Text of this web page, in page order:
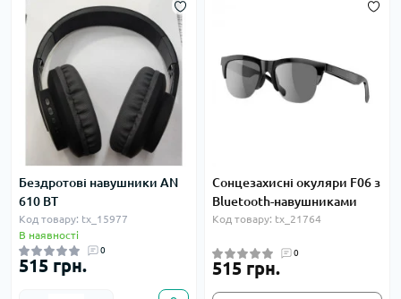
Бездротові навушники AN
610 BT
Код товару: tx_15977
В наявності
0
515 грн.
Сонцезахисні окуляри F06 з
Bluetooth-навушниками
Код товару: tx_21764
0
515 грн.